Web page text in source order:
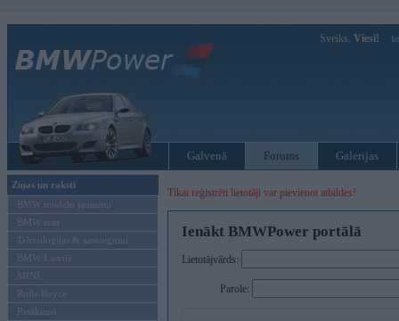
Sveiks, Viesi!
Galvenā Forums Galerijas
Ziņas un raksti
BMW modeļu jaunumi
BMW testi
Tehnoloģijas & sasniegumi
BMW Latvijā
MINI
Rolls-Royce
Pasākumi
Tikai reģistrēti lietotāji var pievienot atbildes!
Ienākt BMWPower portālā
Lietotājvārds:
Parole: